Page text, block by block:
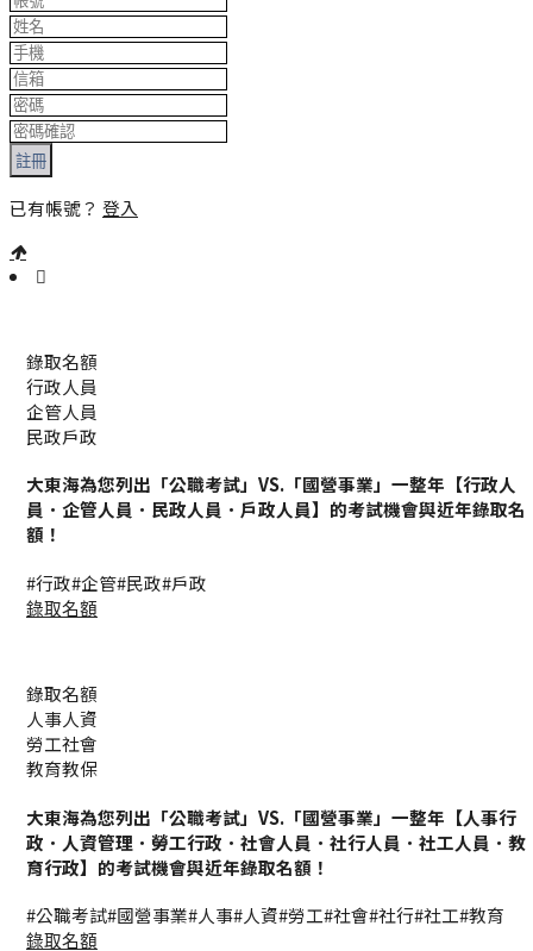
註冊
已有帳號？ 登入
錄取名額
行政人員
企管人員
民政戶政
大東海為您列出「公職考試」VS.「國營事業」一整年【行政人
員．企管人員．民政人員．戶政人員】的考試機會與近年錄取名
額！
#行政#企管#民政#戶政
錄取名額
錄取名額
人事人資
勞工社會
教育教保
大東海為您列出「公職考試」VS.「國營事業」一整年【人事行
政．人資管理．勞工行政．社會人員．社行人員．社工人員．教
育行政】的考試機會與近年錄取名額！
#公職考試#國營事業#人事#人資#勞工#社會#社行#社工#教育
錄取名額